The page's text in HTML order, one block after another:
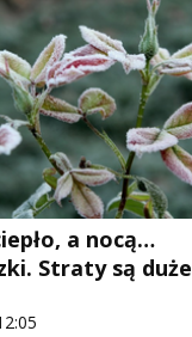
a nocą…
Straty są duże